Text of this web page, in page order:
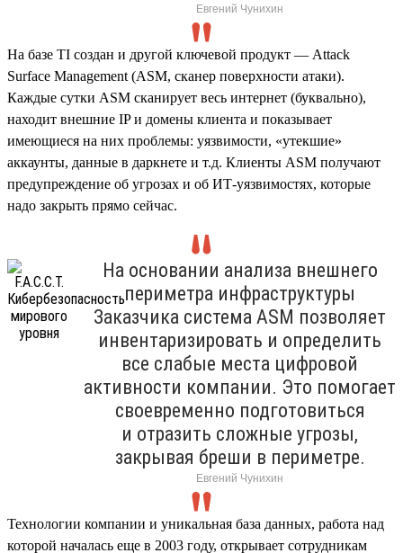
Евгений Чунихин
На базе TI создан и другой ключевой продукт — Attack
Surface Management (ASM, сканер поверхности атаки).
Каждые сутки ASM сканирует весь интернет (буквально),
находит внешние IP и домены клиента и показывает
имеющиеся на них проблемы: уязвимости, «утекшие»
аккаунты, данные в даркнете и т.д. Клиенты ASM получают
предупреждение об угрозах и об ИТ-уязвимостях, которые
надо закрыть прямо сейчас.
На основании анализа внешнего
периметра инфраструктуры
Заказчика система ASM позволяет
инвентаризировать и определить
все слабые места цифровой
активности компании. Это помогает
своевременно подготовиться
и отразить сложные угрозы,
закрывая бреши в периметре.
Евгений Чунихин
Технологии компании и уникальная база данных, работа над
которой началась еще в 2003 году, открывает сотрудникам